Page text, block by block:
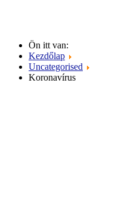
Ön itt van:
Kezdőlap
Uncategorised
Koronavírus